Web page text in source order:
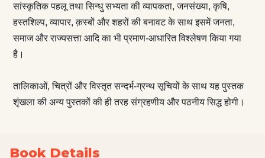
सांस्कृतिक पहलू तथा सिन्धु सभ्यता की व्यापकता, जनसंख्या, कृषि,
हस्तशिल्प, व्यापार, क़स्बों और शहरों की बनावट के साथ इसमें जनता,
समाज और राज्यसत्ता आदि का भी प्रमाण-आधारित विश्लेषण किया गया
है।
तालिकाओं, चित्रों और विस्तृत सन्दर्भ-ग्रन्थ सूचियों के साथ यह पुस्तक
शृंखला की अन्य पुस्तकों की ही तरह संग्रहणीय और पठनीय सिद्ध होगी।
Book Details